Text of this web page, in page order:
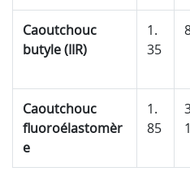
Caoutchouc
butyle (IIR)
1.
35
Caoutchouc
fluoroélastomèr
e
1.
85